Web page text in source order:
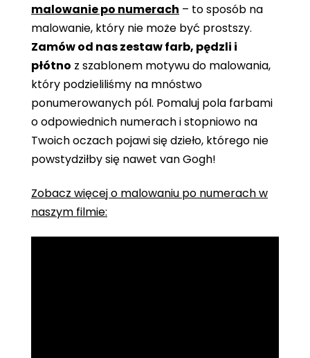
malowanie po numerach – to sposób na
malowanie, który nie może być prostszy.
Zamów od nas zestaw farb, pędzli i
płótno z szablonem motywu do malowania,
który podzieliliśmy na mnóstwo
ponumerowanych pól. Pomaluj pola farbami
o odpowiednich numerach i stopniowo na
Twoich oczach pojawi się dzieło, którego nie
powstydziłby się nawet van Gogh!
Zobacz więcej o malowaniu po numerach w
naszym filmie: